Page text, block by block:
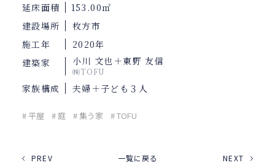
延床面積
153.00㎡
建設場所
枚方市
施工年
2020年
建築家
小川 文也＋東野 友信
㈱TOFU
家族構成 夫婦＋子ども３人
# 平屋 # 庭 # 集う家 # TOFU
PREV 一覧に戻る NEXT